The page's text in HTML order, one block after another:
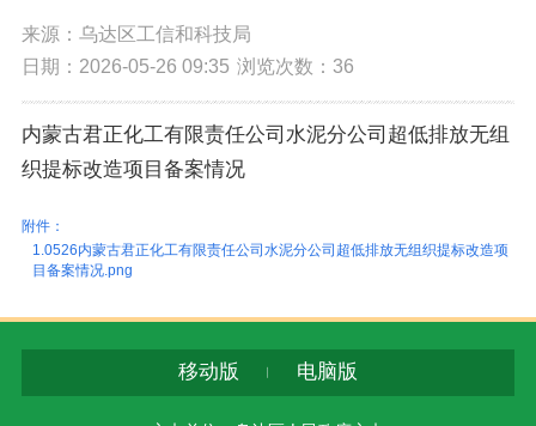
来源：乌达区工信和科技局
日期：2026-05-26 09:35 浏览次数： 36
内蒙古君正化工有限责任公司水泥分公司超低排放无组
织提标改造项目备案情况
附件：
1.0526内蒙古君正化工有限责任公司水泥分公司超低排放无组织提标改造项
目备案情况.png
移动版 电脑版